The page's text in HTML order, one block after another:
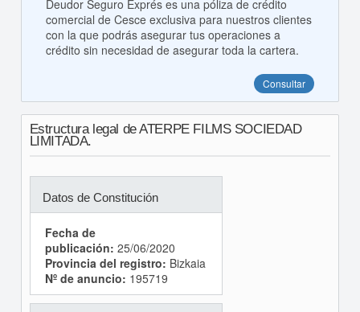
Deudor Seguro Exprés es una póliza de crédito
comercial de Cesce exclusiva para nuestros clientes
con la que podrás asegurar tus operaciones a
crédito sin necesidad de asegurar toda la cartera.
Consultar
Estructura legal de ATERPE FILMS SOCIEDAD
LIMITADA.
Datos de Constitución
Fecha de
publicación: 25/06/2020
Provincia del registro: Bizkaia
Nº de anuncio: 195719